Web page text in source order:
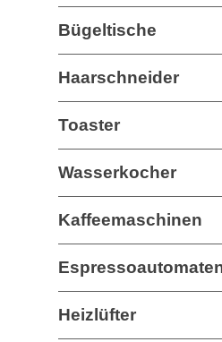
Bügeltische
Haarschneider
Toaster
Wasserkocher
Kaffeemaschinen
Heizlüfter